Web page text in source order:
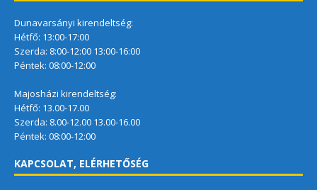
Dunavarsányi kirendeltség:
Hétfő: 13:00-17:00
Szerda: 8:00-12:00 13:00-16:00
Péntek: 08:00-12:00
Majosházi kirendeltség:
Hétfő: 13.00-17.00
Szerda: 8.00-12.00 13.00-16.00
Péntek: 08:00-12:00
KAPCSOLAT, ELÉRHETŐSÉG